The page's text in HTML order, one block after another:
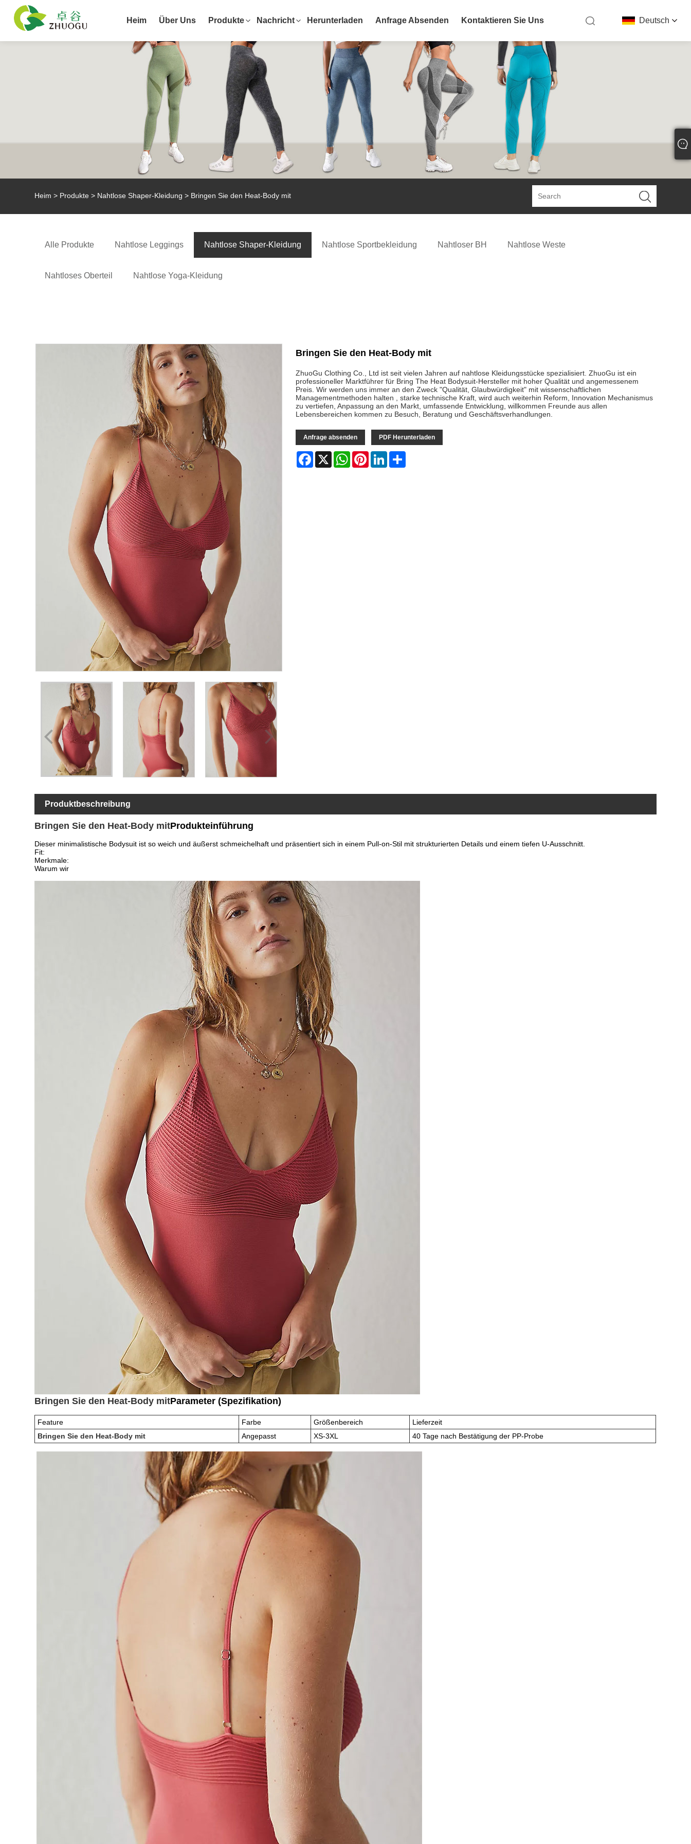
Deutsch
Heim Über Uns Produkte Nachricht Herunterladen Anfrage Absenden Kontaktieren Sie Uns
Heim > Produkte > Nahtlose Shaper-Kleidung > Bringen Sie den Heat-Body mit
Alle Produkte Nahtlose Leggings Nahtlose Shaper-Kleidung Nahtlose Sportbekleidung Nahtloser BH Nahtlose Weste
Nahtloses Oberteil Nahtlose Yoga-Kleidung
Bringen Sie den Heat-Body mit
ZhuoGu Clothing Co., Ltd ist seit vielen Jahren auf nahtlose Kleidungsstücke spezialisiert. ZhuoGu ist ein
professioneller Marktführer für Bring The Heat Bodysuit-Hersteller mit hoher Qualität und angemessenem
Preis. Wir werden uns immer an den Zweck "Qualität, Glaubwürdigkeit" mit wissenschaftlichen
Managementmethoden halten , starke technische Kraft, wird auch weiterhin Reform, Innovation Mechanismus
zu vertiefen, Anpassung an den Markt, umfassende Entwicklung, willkommen Freunde aus allen
Lebensbereichen kommen zu Besuch, Beratung und Geschäftsverhandlungen.
Anfrage absenden PDF Herunterladen
Facebook
X WhatsAppPinterestLinkedIn
Produktbeschreibung
Bringen Sie den Heat-Body mitProdukteinführung
Dieser minimalistische Bodysuit ist so weich und äußerst schmeichelhaft und präsentiert sich in einem Pull-on-Stil mit strukturierten Details und einem tiefen U-Ausschnitt.
Fit:
Merkmale:
Warum wir
Bringen Sie den Heat-Body mitParameter (Spezifikation)
Feature Farbe Größenbereich
Lieferzeit
Bringen Sie den Heat-Body mit
Angepasst XS-3XL 40 Tage nach Bestätigung der PP-Probe